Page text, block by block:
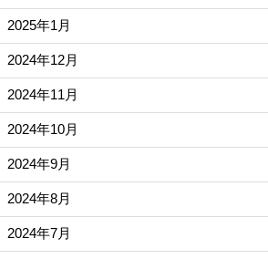
2025年1月
2024年12月
2024年11月
2024年10月
2024年9月
2024年8月
2024年7月